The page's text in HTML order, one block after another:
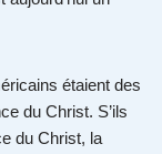
étaient des
du Christ. S’ils
du Christ, la